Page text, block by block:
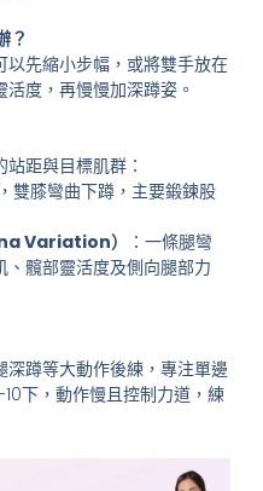
？
先縮小步幅，或將雙手放在
度，再慢慢加深蹲姿。
距與目標肌群：
雙膝彎曲下蹲，主要鍛鍊股
Variation）
：一條腿彎
髖部靈活度及側向腿部力
蹲等大動作後練，專注單邊
下，動作慢且控制力道，練